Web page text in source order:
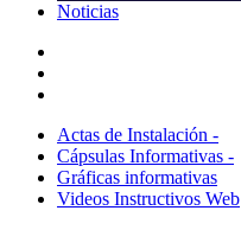
Noticias
Actas de Instalación -
Cápsulas Informativas -
Gráficas informativas
Videos Instructivos Web